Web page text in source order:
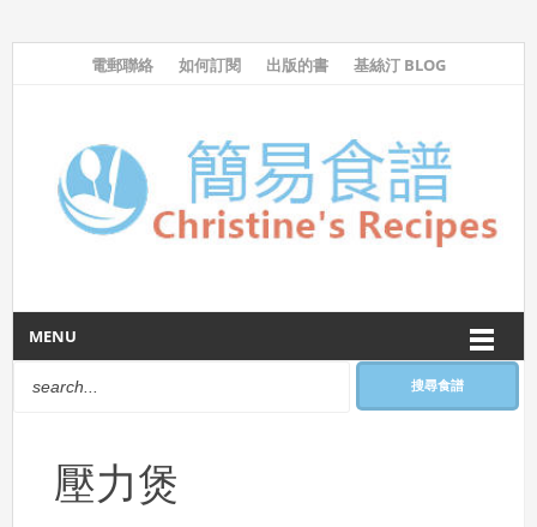
電郵聯絡 如何訂閱 出版的書 基絲汀 BLOG
MENU
搜尋食譜
壓力煲